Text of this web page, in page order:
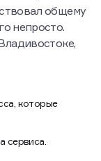
общему
непросто.
которые
сервиса.